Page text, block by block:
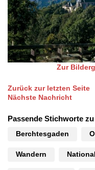
Zur
Zurück zur letzten Seite
Nächste Nachricht
Passende Stichworte
Berchtesgaden
Wandern